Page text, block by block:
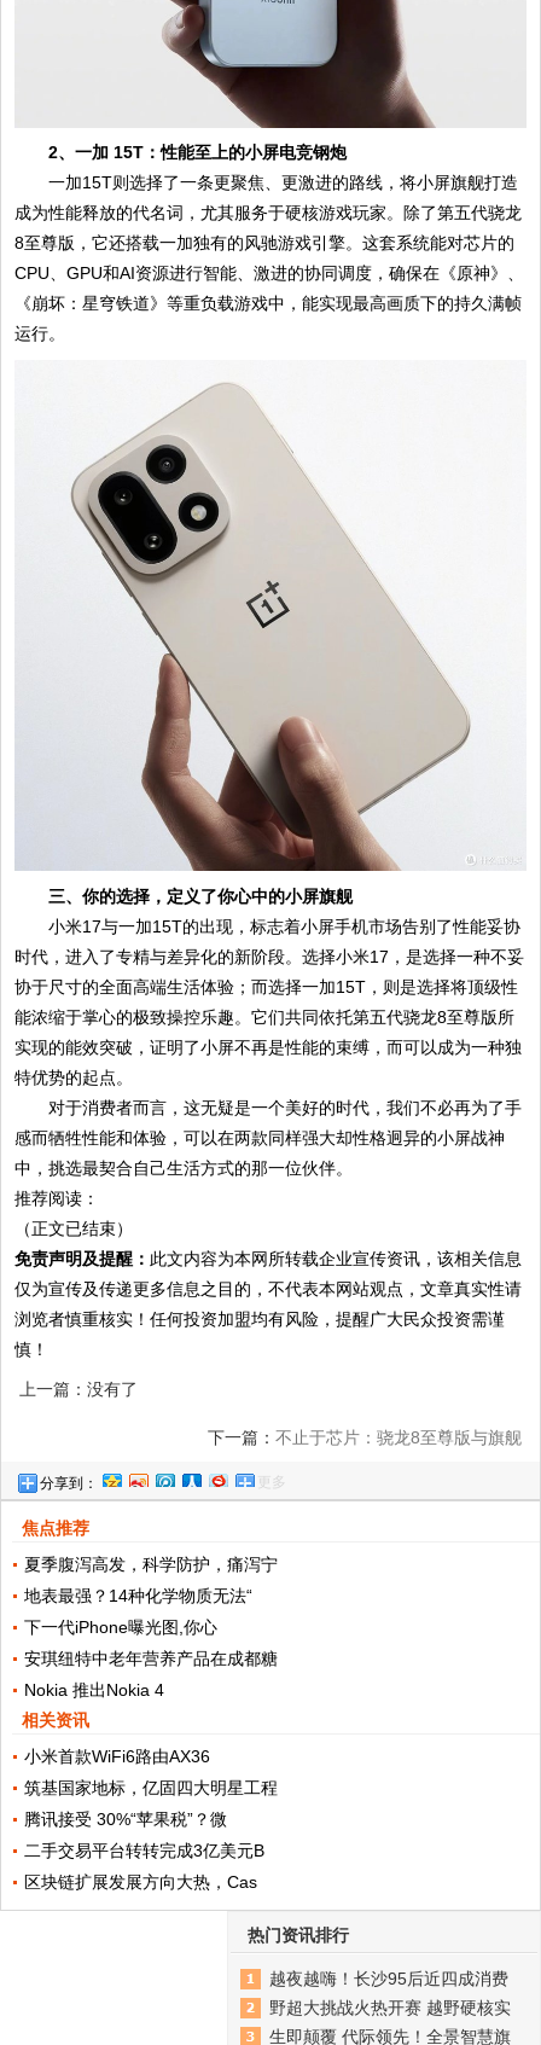
2、一加 15T：性能至上的小屏电竞钢炮
一加15T则选择了一条更聚焦、更激进的路线，将小屏旗舰打造
成为性能释放的代名词，尤其服务于硬核游戏玩家。除了第五代骁龙
8至尊版，它还搭载一加独有的风驰游戏引擎。这套系统能对芯片的
CPU、GPU和AI资源进行智能、激进的协同调度，确保在《原神》、
《崩坏：星穹铁道》等重负载游戏中，能实现最高画质下的持久满帧
运行。
三、你的选择，定义了你心中的小屏旗舰
小米17与一加15T的出现，标志着小屏手机市场告别了性能妥协
时代，进入了专精与差异化的新阶段。选择小米17，是选择一种不妥
协于尺寸的全面高端生活体验；而选择一加15T，则是选择将顶级性
能浓缩于掌心的极致操控乐趣。它们共同依托第五代骁龙8至尊版所
实现的能效突破，证明了小屏不再是性能的束缚，而可以成为一种独
特优势的起点。
对于消费者而言，这无疑是一个美好的时代，我们不必再为了手
感而牺牲性能和体验，可以在两款同样强大却性格迥异的小屏战神
中，挑选最契合自己生活方式的那一位伙伴。
推荐阅读：
（正文已结束）
免责声明及提醒： 此文内容为本网所转载企业宣传资讯，该相关信息
仅为宣传及传递更多信息之目的，不代表本网站观点，文章真实性请
浏览者慎重核实！任何投资加盟均有风险，提醒广大民众投资需谨
慎！
上一篇：没有了
下一篇： 不止于芯片：骁龙8至尊版与旗舰
分享到： 更多
焦点推荐
夏季腹泻高发，科学防护，痛泻宁
地表最强？14种化学物质无法“
下一代iPhone曝光图,你心
安琪纽特中老年营养产品在成都糖
Nokia 推出Nokia 4
相关资讯
小米首款WiFi6路由AX36
筑基国家地标，亿固四大明星工程
腾讯接受 30%“苹果税”？微
二手交易平台转转完成3亿美元B
区块链扩展发展方向大热，Cas
热门资讯排行
越夜越嗨！长沙95后近四成消费
野超大挑战火热开赛 越野硬核实
生即颠覆 代际领先！全景智慧旗